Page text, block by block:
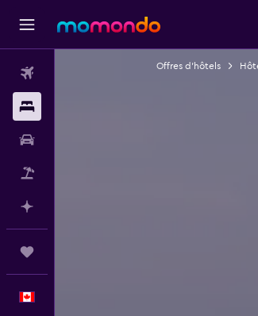
Offres d’hôtels